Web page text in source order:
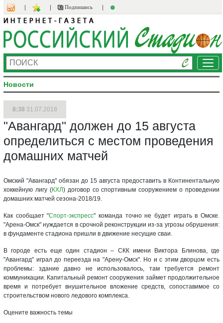
Подпишись
Новости
8:38 31.07.2018
"Авангард" должен до 15 августа
определиться с местом проведения
домашних матчей
Омский "Авангард" обязан до 15 августа предоставить в Континентальную
хоккейную лигу (КХЛ) договор со спортивным сооружением о проведении
домашних матчей сезона-2018/19.
Как сообщает "Спорт-экспресс" команда точно не будет играть в Омске.
"Арена-Омск" нуждается в срочной реконструкции из-за угрозы обрушения:
в фундаменте стадиона пришли в движение несущие сваи.
В городе есть еще один стадион – СКК имени Виктора Блинова, где
"Авангард" играл до переезда на "Арену-Омск". Но и с этим дворцом есть
проблемы: здание давно не использовалось, там требуется ремонт
коммуникации. Капитальный ремонт сооружения займет продолжительное
время и потребует внушительное вложение средств, сопоставимое со
строительством нового ледового комплекса.
Оцените важность темы